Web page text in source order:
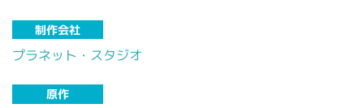
制作会社
プラネット・スタジオ
原作